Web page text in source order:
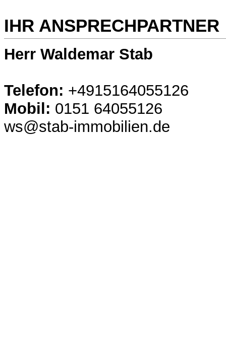
IHR ANSPRECHPARTNER
Herr Waldemar Stab
Telefon: +4915164055126
Mobil: 0151 64055126
ws@stab-immobilien.de